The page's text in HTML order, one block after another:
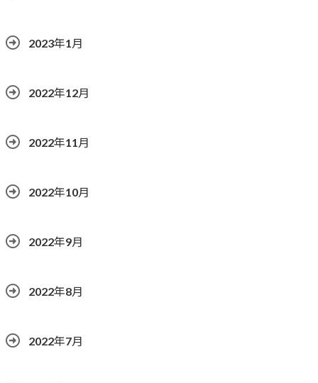
2023年1月
2022年12月
2022年11月
2022年10月
2022年9月
2022年8月
2022年7月